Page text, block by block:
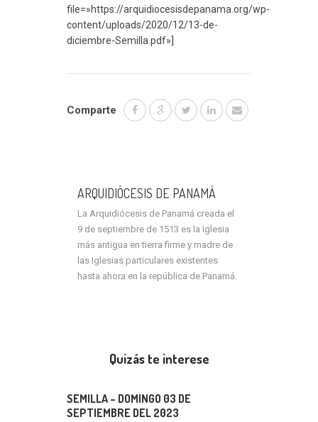
file=»https://arquidiocesisdepanama.org/wp-
content/uploads/2020/12/13-de-
diciembre-Semilla.pdf»]
Comparte
ARQUIDIÓCESIS DE PANAMÁ
La Arquidiócesis de Panamá creada el
9 de septiembre de 1513 es la Iglesia
más antigua en tierra firme y madre de
las Iglesias particulares existentes
hasta ahora en la república de Panamá.
Quizás te interese
SEMILLA – DOMINGO 03 DE
SEPTIEMBRE DEL 2023